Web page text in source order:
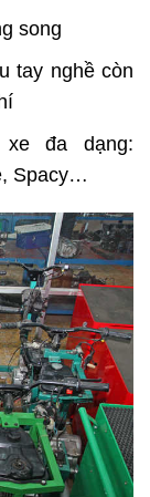
song
tay nghề còn
đa dạng:
Spacy…